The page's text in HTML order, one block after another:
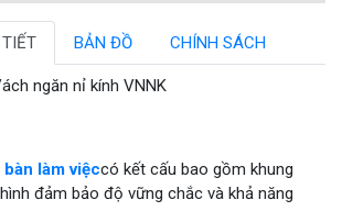
BẢN ĐỒ CHÍNH SÁCH
ngăn nỉ kính VNNK
làm việccó kết cấu bao gồm khung
đảm bảo độ vững chắc và khả năng